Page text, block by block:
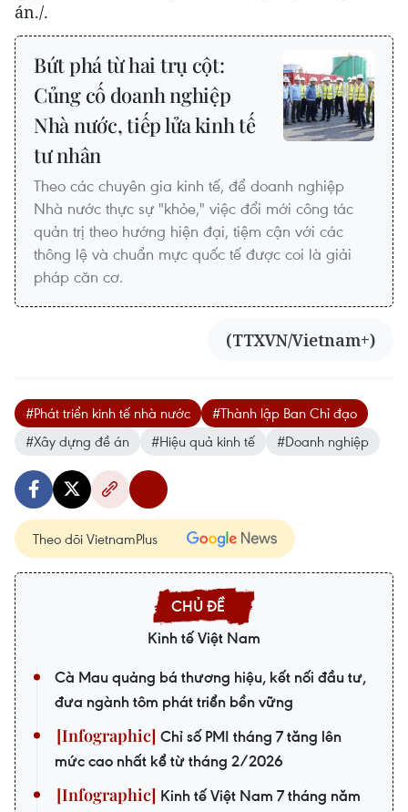
án./.
Bứt phá từ hai trụ cột:
Củng cố doanh nghiệp
Nhà nước, tiếp lửa kinh tế
tư nhân
Theo các chuyên gia kinh tế, để doanh nghiệp
Nhà nước thực sự "khỏe," việc đổi mới công tác
quản trị theo hướng hiện đại, tiệm cận với các
thông lệ và chuẩn mực quốc tế được coi là giải
pháp căn cơ.
(TTXVN/Vietnam+)
#Phát triển kinh tế nhà nước
#Thành lập Ban Chỉ đạo
#Xây dựng đề án
#Hiệu quả kinh tế #Doanh nghiệp
Theo dõi VietnamPlus
Kinh tế Việt Nam
Cà Mau quảng bá thương hiệu, kết nối đầu tư,
đưa ngành tôm phát triển bền vững
Chỉ số PMI tháng 7 tăng lên
mức cao nhất kể từ tháng 2/2026
Kinh tế Việt Nam 7 tháng năm